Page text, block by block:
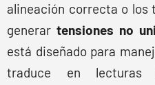
alineación correcta o los
generar tensiones no
está diseñado para
traduce en lecturas